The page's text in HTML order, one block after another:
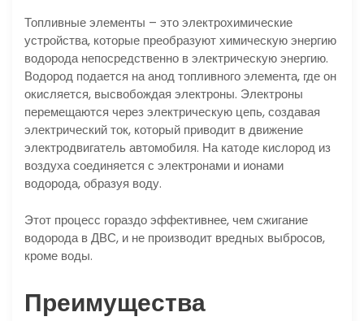
Топливные элементы – это электрохимические
устройства, которые преобразуют химическую энергию
водорода непосредственно в электрическую энергию.
Водород подается на анод топливного элемента, где он
окисляется, высвобождая электроны. Электроны
перемещаются через электрическую цепь, создавая
электрический ток, который приводит в движение
электродвигатель автомобиля. На катоде кислород из
воздуха соединяется с электронами и ионами
водорода, образуя воду.
Этот процесс гораздо эффективнее, чем сжигание
водорода в ДВС, и не производит вредных выбросов,
кроме воды.
Преимущества